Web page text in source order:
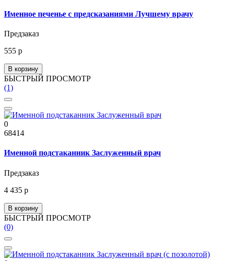
Именное печенье с предсказаниями Лучшему врачу
Предзаказ
555 р
В корзину
БЫСТРЫЙ ПРОСМОТР
(1)
0
68414
Именной подстаканник Заслуженный врач
Предзаказ
4 435 р
В корзину
БЫСТРЫЙ ПРОСМОТР
(0)